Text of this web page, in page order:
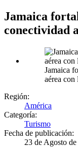
Jamaica
conectividad
Jamaica
aérea con
Región:
América
Categoría:
Turismo
Fecha de publicación:
23 de Agosto